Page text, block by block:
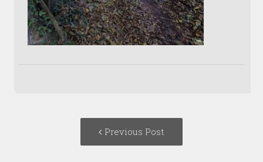
Previous Post